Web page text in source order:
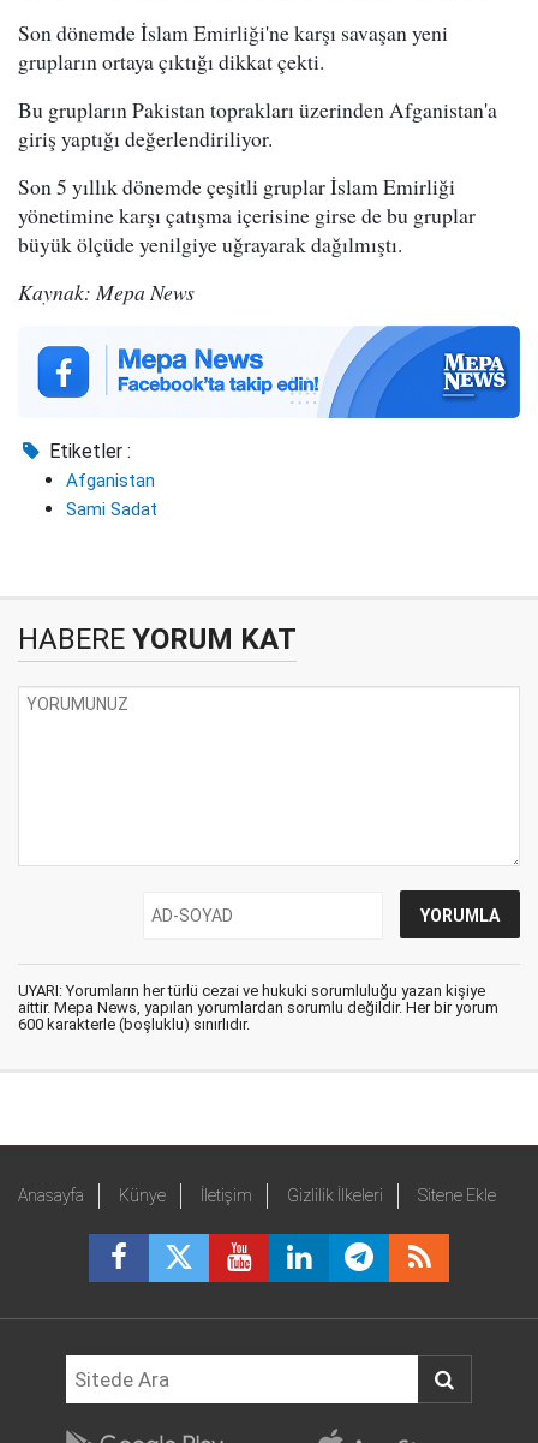
Son dönemde İslam Emirliği'ne karşı savaşan yeni
grupların ortaya çıktığı dikkat çekti.
Bu grupların Pakistan toprakları üzerinden Afganistan'a
giriş yaptığı değerlendiriliyor.
Son 5 yıllık dönemde çeşitli gruplar İslam Emirliği
yönetimine karşı çatışma içerisine girse de bu gruplar
büyük ölçüde yenilgiye uğrayarak dağılmıştı.
Kaynak: Mepa News
Etiketler :
Afganistan
Sami Sadat
HABERE YORUM KAT
UYARI: Yorumların her türlü cezai ve hukuki sorumluluğu yazan kişiye
aittir. Mepa News, yapılan yorumlardan sorumlu değildir. Her bir yorum
600 karakterle (boşluklu) sınırlıdır.
Anasayfa Künye İletişim Gizlilik İlkeleri Sitene Ekle